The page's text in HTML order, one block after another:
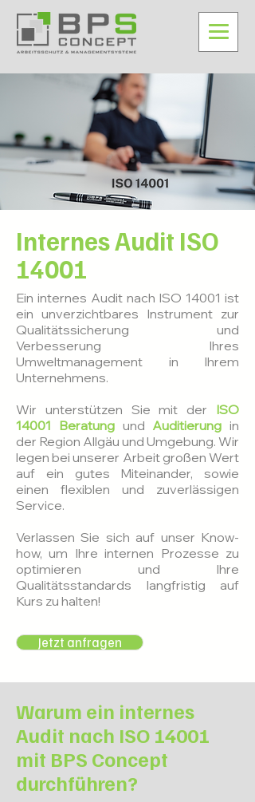
Internes Audit ISO
14001
Ein internes Audit nach ISO 14001 ist
ein unverzichtbares Instrument zur
Qualitätssicherung und
Verbesserung Ihres
Umweltmanagement in Ihrem
Unternehmens.
Wir unterstützen Siemit der ISO
14001 Beratungund Auditierung in
der Region Allgäu und Umgebung. Wir
legen bei unserer Arbeit großen Wert
auf ein gutes Miteinander, sowie
einen flexiblen und zuverlässigen
Service.
Verlassen Sie sich auf unser Know-
how, um Ihre internen Prozesse zu
optimieren und Ihre
Qualitätsstandards langfristig auf
Kurs zu halten!
Jetzt anfragen
Warum ein internes
Audit nach ISO 14001
mit BPS Concept
durchführen?